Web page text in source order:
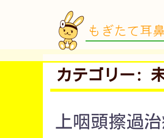
カテゴリー:
上咽頭擦過